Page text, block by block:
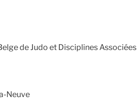
de Judo et Disciplines Associées
Neuve